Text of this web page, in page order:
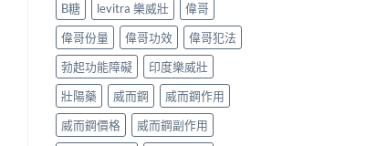
B糖 levitra 樂威壯
偉哥
偉哥份量
偉哥功效
偉哥犯法
勃起功能障礙
印度樂威壯
壯陽藥
威而鋼
威而鋼作用
威而鋼價格
威而鋼副作用